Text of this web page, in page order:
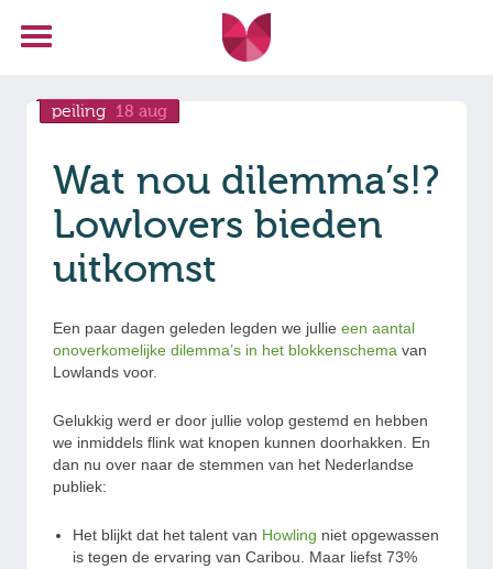
peiling 18 aug
Wat nou dilemma’s!?
Lowlovers bieden
uitkomst
Een paar dagen geleden legden we jullie een aantal
onoverkomelijke dilemma’s in het blokkenschema van
Lowlands voor.
Gelukkig werd er door jullie volop gestemd en hebben
we inmiddels flink wat knopen kunnen doorhakken. En
dan nu over naar de stemmen van het Nederlandse
publiek:
Het blijkt dat het talent van Howling niet opgewassen
is tegen de ervaring van Caribou. Maar liefst 73%